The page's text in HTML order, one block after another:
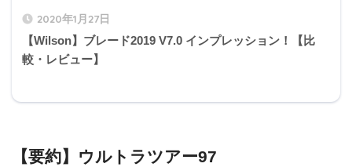
2020年1月27日
【Wilson】ブレード2019 V7.0 インプレッション！【比
較・レビュー】
【要約】ウルトラツアー97